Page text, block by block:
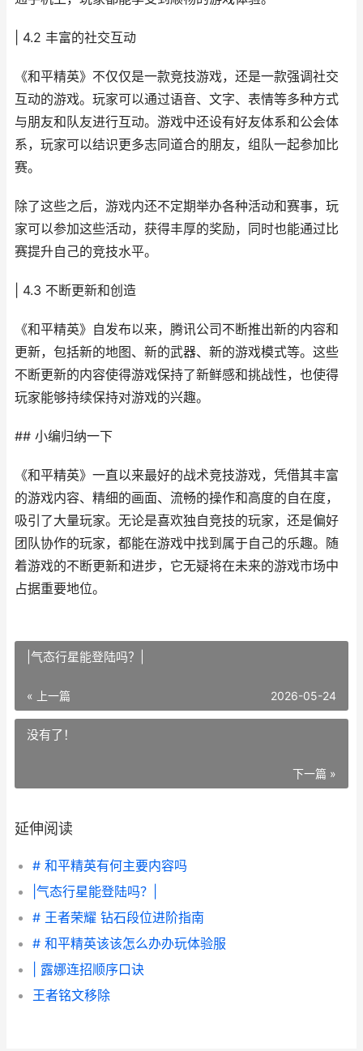
| 4.2 丰富的社交互动
《和平精英》不仅仅是一款竞技游戏，还是一款强调社交
互动的游戏。玩家可以通过语音、文字、表情等多种方式
与朋友和队友进行互动。游戏中还设有好友体系和公会体
系，玩家可以结识更多志同道合的朋友，组队一起参加比
赛。
除了这些之后，游戏内还不定期举办各种活动和赛事，玩
家可以参加这些活动，获得丰厚的奖励，同时也能通过比
赛提升自己的竞技水平。
| 4.3 不断更新和创造
《和平精英》自发布以来，腾讯公司不断推出新的内容和
更新，包括新的地图、新的武器、新的游戏模式等。这些
不断更新的内容使得游戏保持了新鲜感和挑战性，也使得
玩家能够持续保持对游戏的兴趣。
## 小编归纳一下
《和平精英》一直以来最好的战术竞技游戏，凭借其丰富
的游戏内容、精细的画面、流畅的操作和高度的自在度，
吸引了大量玩家。无论是喜欢独自竞技的玩家，还是偏好
团队协作的玩家，都能在游戏中找到属于自己的乐趣。随
着游戏的不断更新和进步，它无疑将在未来的游戏市场中
占据重要地位。
|气态行星能登陆吗？|
« 上一篇 2026-05-24
没有了！
下一篇 »
延伸阅读
# 和平精英有何主要内容吗
|气态行星能登陆吗？|
# 王者荣耀 钻石段位进阶指南
# 和平精英该该怎么办办玩体验服
| 露娜连招顺序口诀
王者铭文移除